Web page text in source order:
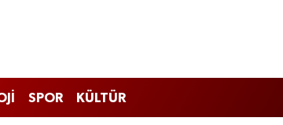
SPOR KÜLTÜR